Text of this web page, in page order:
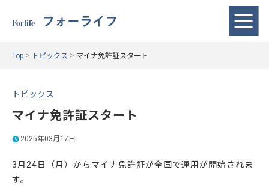
Forlife フォーライフ
Top > トピックス > マイナ免許証スタート
トピックス
マイナ免許証スタート
2025年03月17日
3月24日（月）からマイナ免許証が全国で運用が開始されま
す。